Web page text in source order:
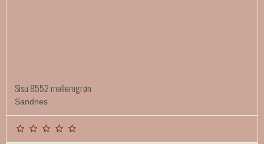
Sisu 8552 mellemgrøn
Sandnes